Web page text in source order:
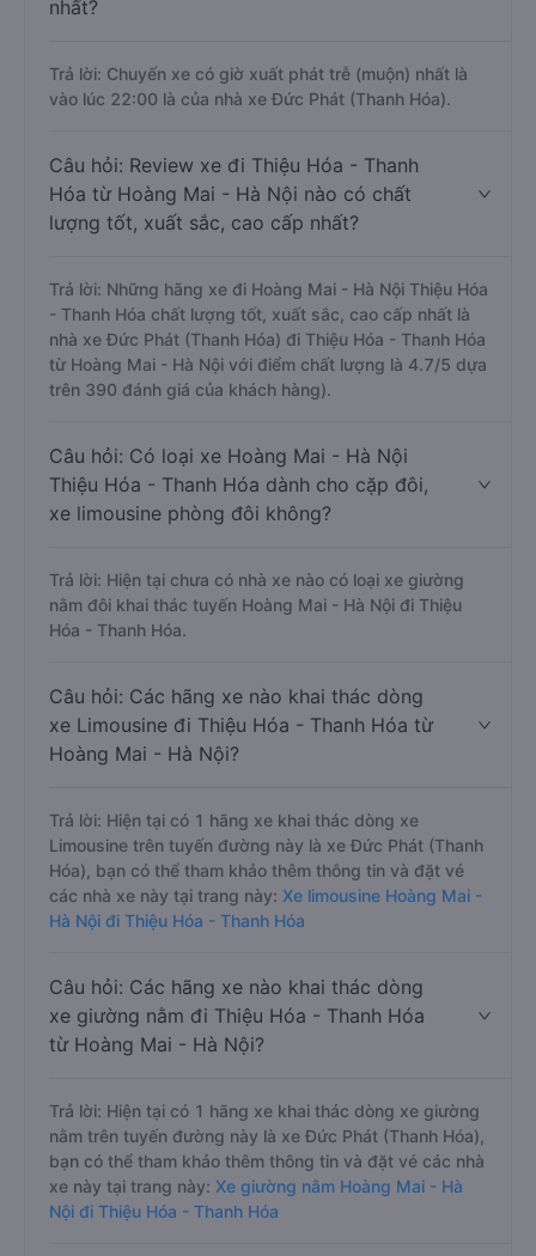
nhất?
Trả lời: Chuyến xe có giờ xuất phát trễ (muộn) nhất là
vào lúc 22:00 là của nhà xe Đức Phát (Thanh Hóa).
Câu hỏi: Review xe đi Thiệu Hóa - Thanh
Hóa từ Hoàng Mai - Hà Nội nào có chất
lượng tốt, xuất sắc, cao cấp nhất?
Trả lời: Những hãng xe đi Hoàng Mai - Hà Nội Thiệu Hóa
- Thanh Hóa chất lượng tốt, xuất sắc, cao cấp nhất là
nhà xe Đức Phát (Thanh Hóa) đi Thiệu Hóa - Thanh Hóa
từ Hoàng Mai - Hà Nội với điểm chất lượng là 4.7/5 dựa
trên 390 đánh giá của khách hàng).
Câu hỏi: Có loại xe Hoàng Mai - Hà Nội
Thiệu Hóa - Thanh Hóa dành cho cặp đôi,
xe limousine phòng đôi không?
Trả lời: Hiện tại chưa có nhà xe nào có loại xe giường
nằm đôi khai thác tuyến Hoàng Mai - Hà Nội đi Thiệu
Hóa - Thanh Hóa.
Câu hỏi: Các hãng xe nào khai thác dòng
xe Limousine đi Thiệu Hóa - Thanh Hóa từ
Hoàng Mai - Hà Nội?
Trả lời: Hiện tại có 1 hãng xe khai thác dòng xe
Limousine trên tuyến đường này là xe Đức Phát (Thanh
Hóa), bạn có thể tham khảo thêm thông tin và đặt vé
các nhà xe này tại trang này: Xe limousine Hoàng Mai -
Hà Nội đi Thiệu Hóa - Thanh Hóa
Câu hỏi: Các hãng xe nào khai thác dòng
xe giường nằm đi Thiệu Hóa - Thanh Hóa
từ Hoàng Mai - Hà Nội?
Trả lời: Hiện tại có 1 hãng xe khai thác dòng xe giường
nằm trên tuyến đường này là xe Đức Phát (Thanh Hóa),
bạn có thể tham khảo thêm thông tin và đặt vé các nhà
xe này tại trang này: Xe giường nằm Hoàng Mai - Hà
Nội đi Thiệu Hóa - Thanh Hóa